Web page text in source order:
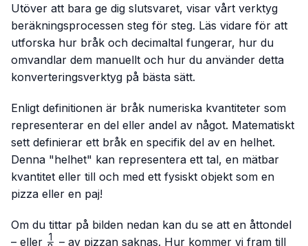
Utöver att bara ge dig slutsvaret, visar vårt verktyg
beräkningsprocessen steg för steg. Läs vidare för att
utforska hur bråk och decimaltal fungerar, hur du
omvandlar dem manuellt och hur du använder detta
konverteringsverktyg på bästa sätt.
Enligt definitionen är bråk numeriska kvantiteter som
representerar en del eller andel av något. Matematiskt
sett definierar ett bråk en specifik del av en helhet.
Denna "helhet" kan representera ett tal, en mätbar
kvantitet eller till och med ett fysiskt objekt som en
pizza eller en paj!
Om du tittar på bilden nedan kan du se att en åttondel
– eller \frac{1}
1
– av pizzan saknas. Hur kommer vi fram till